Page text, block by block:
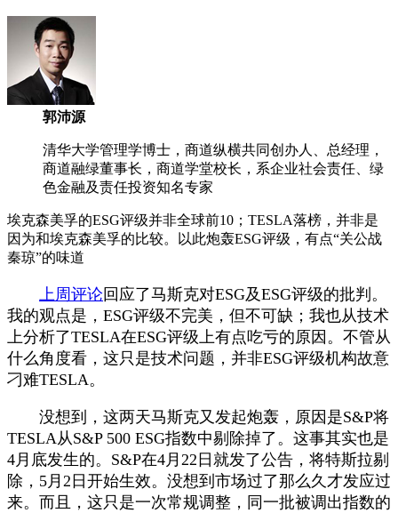
郭沛源
清华大学管理学博士，商道纵横共同创办人、总经理，
商道融绿董事长，商道学堂校长，系企业社会责任、绿
色金融及责任投资知名专家
埃克森美孚的ESG评级并非全球前10；TESLA落榜，并非是
因为和埃克森美孚的比较。以此炮轰ESG评级，有点“关公战
秦琼”的味道
上周评论回应了马斯克对ESG及ESG评级的批判。
我的观点是，ESG评级不完美，但不可缺；我也从技术
上分析了TESLA在ESG评级上有点吃亏的原因。不管从
什么角度看，这只是技术问题，并非ESG评级机构故意
刁难TESLA。
没想到，这两天马斯克又发起炮轰，原因是S&P将
TESLA从S&P 500 ESG指数中剔除掉了。这事其实也是
4月底发生的。S&P在4月22日就发了公告，将特斯拉剔
除，5月2日开始生效。没想到市场过了那么久才发应过
来。而且，这只是一次常规调整，同一批被调出指数的